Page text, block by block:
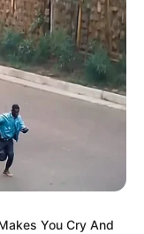
You Cry And